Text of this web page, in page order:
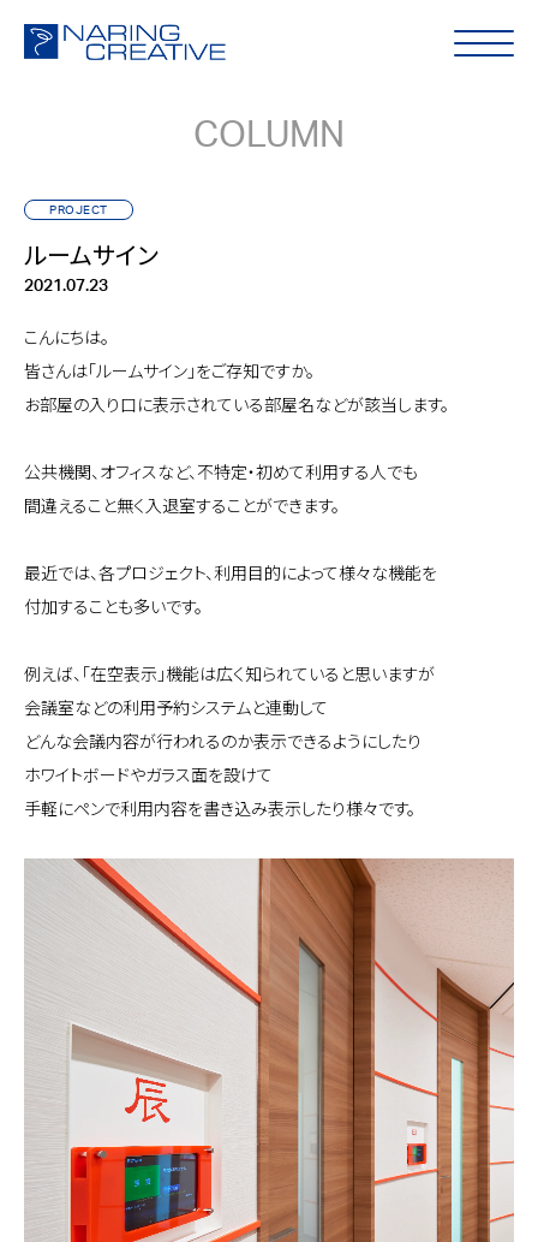
COLUMN
PROJECT
ルームサイン
2021.07.23
こんにちは。
皆さんは「ルームサイン」をご存知ですか。
お部屋の入り口に表示されている部屋名などが該当します。
公共機関、オフィスなど、不特定・初めて利用する人でも
間違えること無く入退室することができます。
最近では、各プロジェクト、利用目的によって様々な機能を
付加することも多いです。
例えば、「在空表示」機能は広く知られていると思いますが
会議室などの利用予約システムと連動して
どんな会議内容が行われるのか表示できるようにしたり
ホワイトボードやガラス面を設けて
手軽にペンで利用内容を書き込み表示したり様々です。